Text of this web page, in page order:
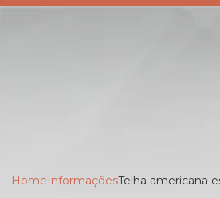
HomeInformaçõesTelha americana